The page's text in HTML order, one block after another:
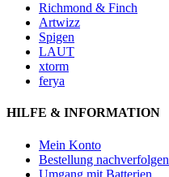
Richmond & Finch
Artwizz
Spigen
LAUT
xtorm
ferya
HILFE & INFORMATION
Mein Konto
Bestellung nachverfolgen
Umgang mit Batterien